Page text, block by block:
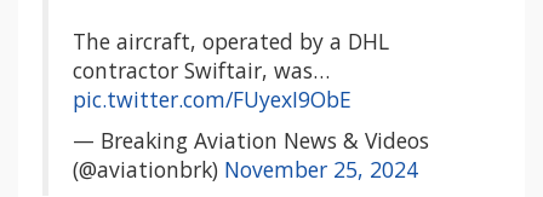
The aircraft, operated by a DHL
contractor Swiftair, was…
pic.twitter.com/FUyexI9ObE
— Breaking Aviation News & Videos
(@aviationbrk) November 25, 2024